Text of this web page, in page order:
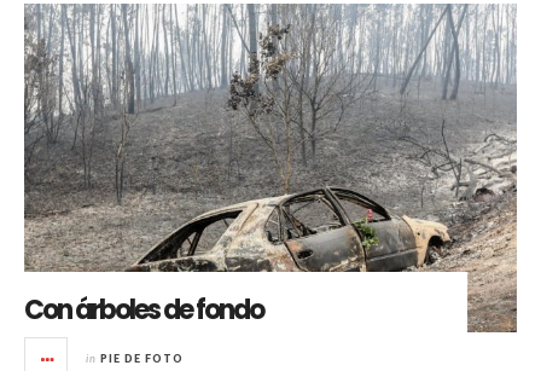
Con árboles de fondo
in PIE DE FOTO